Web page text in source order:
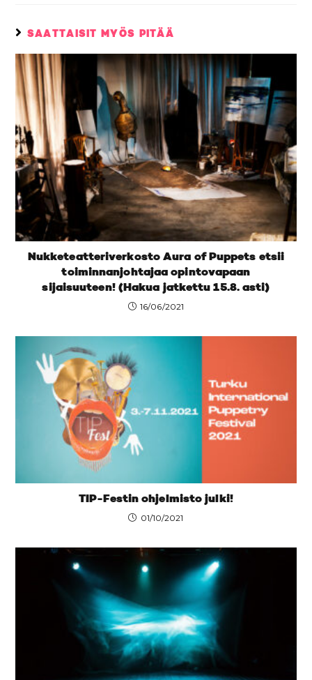
SAATTAISIT MYÖS PITÄÄ
Nukketeatteriverkosto Aura of Puppets etsii
toiminnanjohtajaa opintovapaan
sijaisuuteen! (Hakua jatkettu 15.8. asti)
16/06/2021
TIP-Festin ohjelmisto julki!
01/10/2021